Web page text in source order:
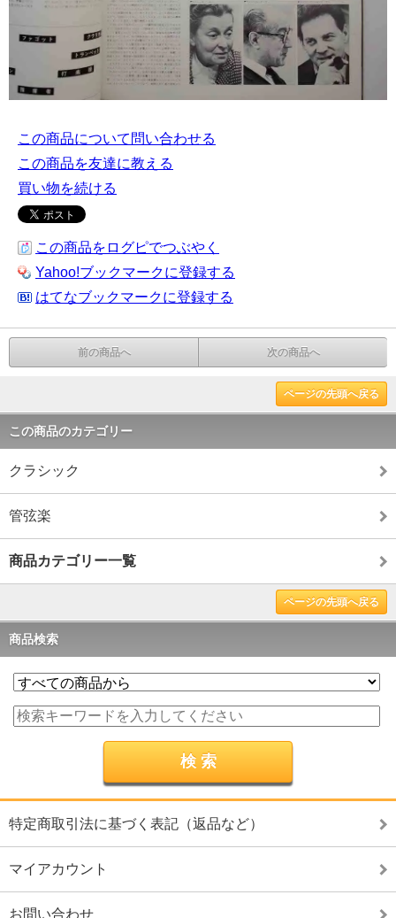
この商品について問い合わせる
この商品を友達に教える
買い物を続ける
この商品をログピでつぶやく
Yahoo!ブックマークに登録する
はてなブックマークに登録する
前の商品へ 次の商品へ
ページの先頭へ戻る
この商品のカテゴリー
クラシック
管弦楽
商品カテゴリー一覧
ページの先頭へ戻る
商品検索
特定商取引法に基づく表記（返品など）
マイアカウント
お問い合わせ